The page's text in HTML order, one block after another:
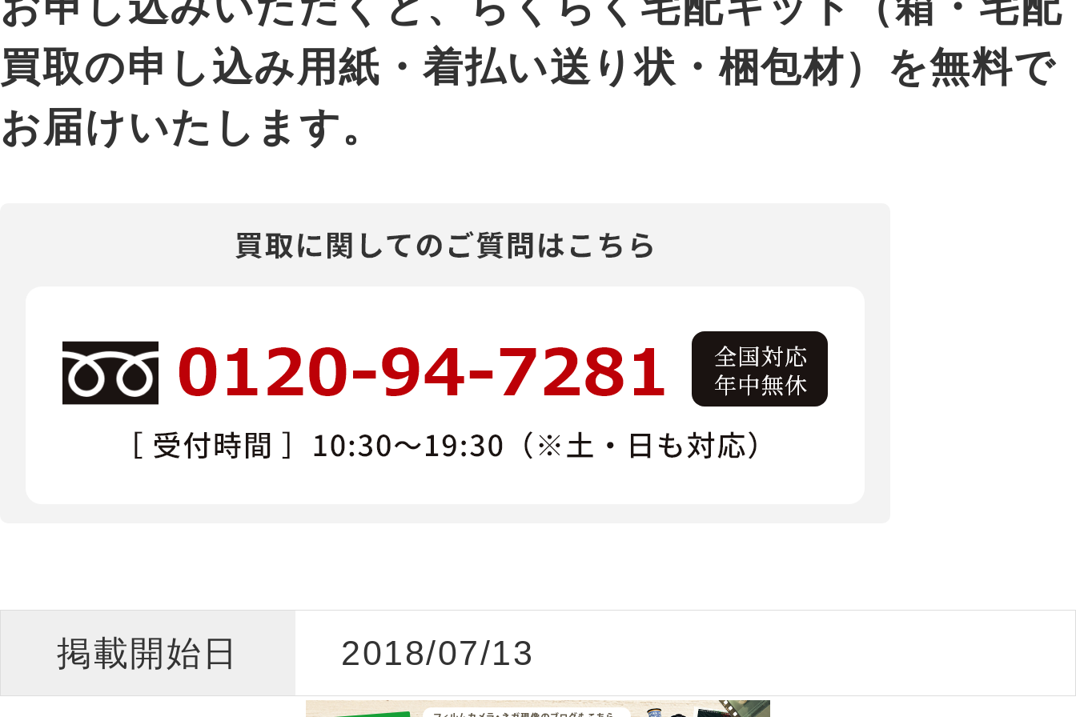
買取の申し込み用紙・着払い送り状・梱包材）を無料で
お届けいたします。
掲載開始日 2018/07/13